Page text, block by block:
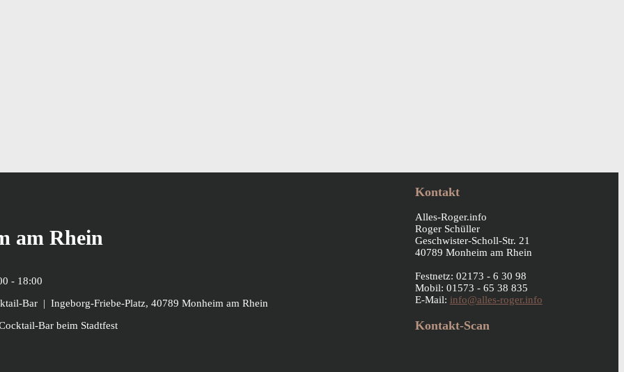
Kontakt
Alles-Roger.info
Roger Schüller
Geschwister-Scholl-Str. 21
40789 Monheim am Rhein
Festnetz: 02173 - 6 30 98
Mobil: 01573 - 65 38 835
E-Mail: info@alles-roger.info
Kontakt-Scan
am Rhein
- 18:00
Bar | Ingeborg-Friebe-Platz, 40789 Monheim am Rhein
Bar beim Stadtfest